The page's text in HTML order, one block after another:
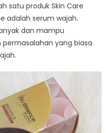
satu produk Skin Care
adalah serum wajah.
dan mampu
yang biasa